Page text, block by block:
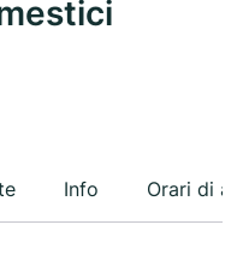
Info Orari di